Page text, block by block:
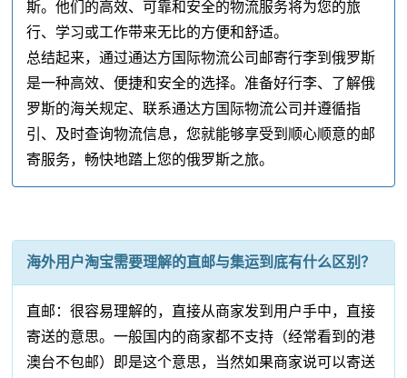
斯。他们的高效、可靠和安全的物流服务将为您的旅
行、学习或工作带来无比的方便和舒适。
总结起来，通过通达方国际物流公司邮寄行李到俄罗斯
是一种高效、便捷和安全的选择。准备好行李、了解俄
罗斯的海关规定、联系通达方国际物流公司并遵循指
引、及时查询物流信息，您就能够享受到顺心顺意的邮
寄服务，畅快地踏上您的俄罗斯之旅。
海外用户淘宝需要理解的直邮与集运到底有什么区别？
直邮：很容易理解的，直接从商家发到用户手中，直接
寄送的意思。一般国内的商家都不支持（经常看到的港
澳台不包邮）即是这个意思，当然如果商家说可以寄送